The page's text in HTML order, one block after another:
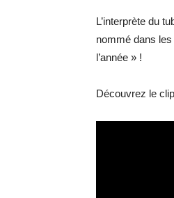
L’interprète du
nommé dans
l’année » !
Découvrez le